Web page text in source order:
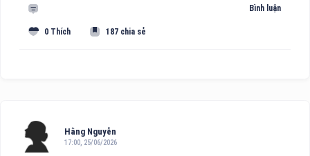
Bình luận
0 Thích 187 chia sẻ
Hằng Nguyễn
17:00, 25/06/2026